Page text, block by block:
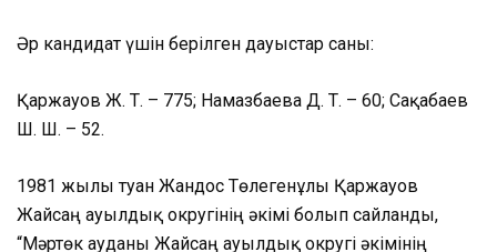
Әр кандидат үшін берілген дауыстар саны:
Қаржауов Ж. Т. – 775; Намазбаева Д. Т. – 60; Сақабаев
Ш. Ш. – 52.
1981 жылы туған Жандос Төлегенұлы Қаржауов
Жайсаң ауылдық округінің әкімі болып сайланды,
“Мәртөк ауданы Жайсаң ауылдық округі әкімінің